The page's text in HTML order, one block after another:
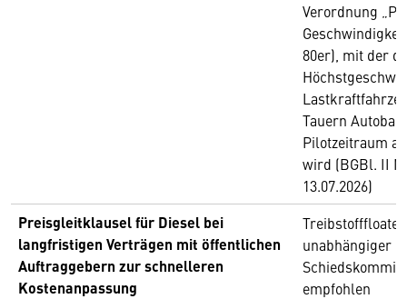
Verordnung
80er), mit der
Tauern
Pilotzeitraum
wird (BGBl. II
13.07.2026)
Preisgleitklausel für Diesel bei
langfristigen Verträgen mit öffentlichen
Auftraggebern zur schnelleren
Kostenanpassung
unabhängiger
empfohlen